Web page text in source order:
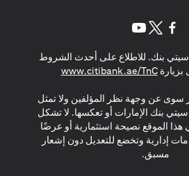
بنك. للاطلاع على أحدث الشروط
بزيارةwww.citibank.ae/TnC
in a new tab
سوى عن وجهة نظر المؤلفين ولا تمثل
بنك الإمارات أو تعكسها. لا تشكل
هذا الموقع نصيحة استثمارية أو عرضًا
إدارية وتخضع للتعديل دون إشعار
مسبق.